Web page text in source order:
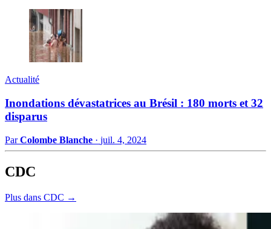
Actualité
Inondations dévastatrices au Brésil : 180 morts et 32
disparus
ParColombe Blanche · juil. 4, 2024
CDC
Plus dans CDC →